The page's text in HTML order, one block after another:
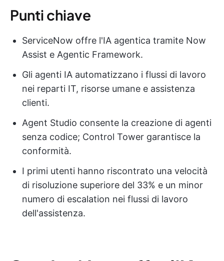
Punti chiave
ServiceNow offre l'IA agentica tramite Now
Assist e Agentic Framework.
Gli agenti IA automatizzano i flussi di lavoro
nei reparti IT, risorse umane e assistenza
clienti.
Agent Studio consente la creazione di agenti
senza codice; Control Tower garantisce la
conformità.
I primi utenti hanno riscontrato una velocità
di risoluzione superiore del 33% e un minor
numero di escalation nei flussi di lavoro
dell'assistenza.